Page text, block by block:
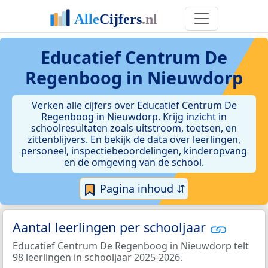
Educatief Centrum De
Regenboog in Nieuwdorp
Verken alle cijfers over Educatief Centrum De
Regenboog in Nieuwdorp. Krijg inzicht in
schoolresultaten zoals uitstroom, toetsen, en
zittenblijvers. En bekijk de data over leerlingen,
personeel, inspectiebeoordelingen, kinderopvang
en de omgeving van de school.
Pagina inhoud ⇵
Aantal leerlingen per schooljaar
Educatief Centrum De Regenboog in Nieuwdorp telt
98 leerlingen in schooljaar 2025-2026.